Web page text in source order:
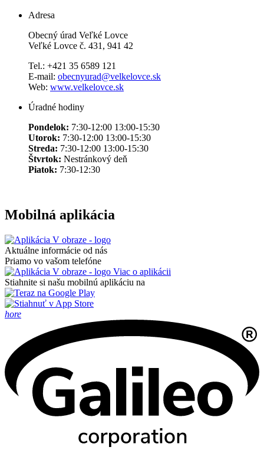
Adresa
Obecný úrad Veľké Lovce
Veľké Lovce č. 431, 941 42
Tel.: +421 35 6589 121
E-mail: obecnyurad@velkelovce.sk
Web: www.velkelovce.sk
Úradné hodiny
Pondelok: 7:30-12:00 13:00-15:30
Utorok: 7:30-12:00 13:00-15:30
Streda: 7:30-12:00 13:00-15:30
Štvrtok: Nestránkový deň
Piatok: 7:30-12:30
Mobilná aplikácia
Aktuálne informácie od nás
Priamo vo vašom telefóne
Viac o aplikácii
Stiahnite si našu mobilnú aplikáciu na
hore